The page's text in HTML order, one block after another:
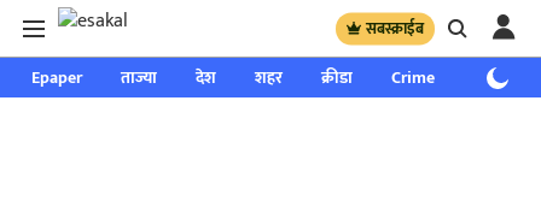
सबस्क्राईब
Epaper ताज्या देश शहर क्रीडा Crime साप्ताहिक